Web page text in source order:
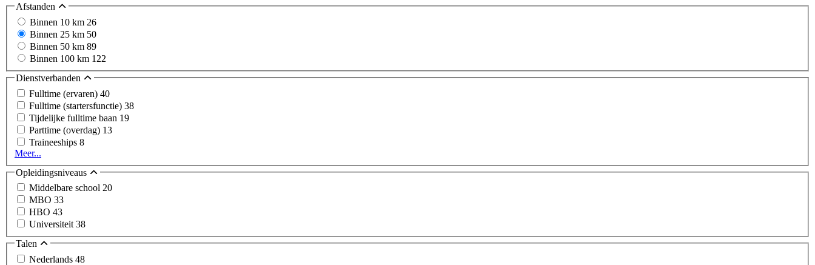
Afstanden
Binnen 10 km 26
Binnen 25 km 50
Binnen 50 km 89
Binnen 100 km 122
Dienstverbanden
Fulltime (ervaren) 40
Fulltime (startersfunctie) 38
Tijdelijke fulltime baan 19
Parttime (overdag) 13
Traineeships 8
Meer...
Opleidingsniveaus
Middelbare school 20
MBO 33
HBO 43
Universiteit 38
Talen
Nederlands 48